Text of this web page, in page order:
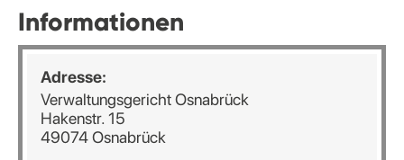
Informationen
Adresse:
Verwaltungsgericht Osnabrück
Hakenstr. 15
49074 Osnabrück